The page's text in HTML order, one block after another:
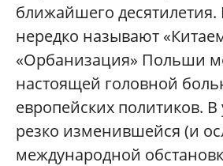
ближайшего
нередко называют
«Орбанизация» Польши
настоящей головной
европейских политиков. В
резко изменившейся (и
международной